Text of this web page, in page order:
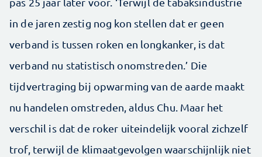
in de jaren zestig nog kon stellen dat er geen
verband is tussen roken en longkanker, is dat
verband nu statistisch onomstreden.’ Die
tijdvertraging bij opwarming van de aarde maakt
nu handelen omstreden, aldus Chu. Maar het
verschil is dat de roker uiteindelijk vooral zichzelf
trof, terwijl de klimaatgevolgen waarschijnlijk niet